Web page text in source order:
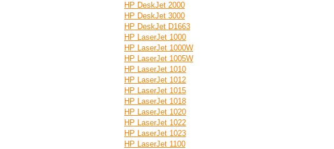
HP DeskJet 2000
HP DeskJet 3000
HP DeskJet D1663
HP LaserJet 1000
HP LaserJet 1000W
HP LaserJet 1005W
HP LaserJet 1010
HP LaserJet 1012
HP LaserJet 1015
HP LaserJet 1018
HP LaserJet 1020
HP LaserJet 1022
HP LaserJet 1023
HP LaserJet 1100